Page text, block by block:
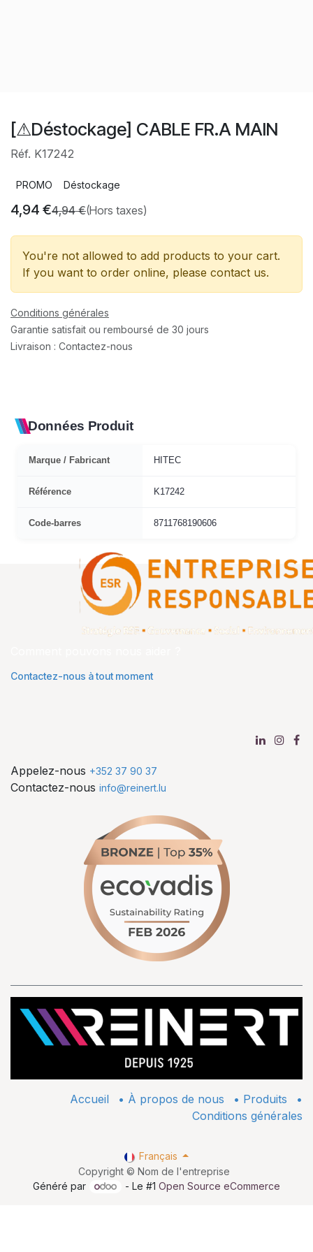
[⚠Déstockage] CABLE FR.A MAIN
Réf. K17242
PROMO Déstockage
4,94 €4,94€(Hors taxes)
You're not allowed to add products to your cart.
If you want to order online, please contact us.
Conditions générales
Garantie satisfait ou remboursé de 30 jours
Livraison : Contactez-nous
Données Produit
Marque / Fabricant HITEC
Référence K17242
Code-barres 8711768190606
Contactez-nous à tout moment
Appelez-nous +352 37 90 37
Contactez-nous info@reinert.lu
Accueil • À propos de nous • ​Produits
•
Conditions générales
Copyright © Nom de l'entreprise
Français
Généré par - Le #1Open Source eCommerce